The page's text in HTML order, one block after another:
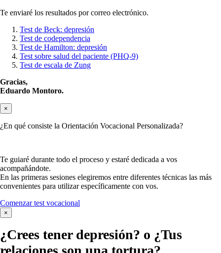
Te enviaré los resultados por correo electrónico.
Test de Beck: depresión
Test de codependencia
Test de Hamilton: depresión
Test sobre salud del paciente (PHQ-9)
Test de escala de Zung
Gracias,
Eduardo Montoro.
×
¿En qué consiste la Orientación Vocacional Personalizada?
Te guiaré durante todo el proceso y estaré dedicada a vos
acompañándote.
En las primeras sesiones elegiremos entre diferentes técnicas las más
convenientes para utilizar específicamente con vos.
Comenzar test vocacional
×
¿Crees tener depresión? o ¿Tus